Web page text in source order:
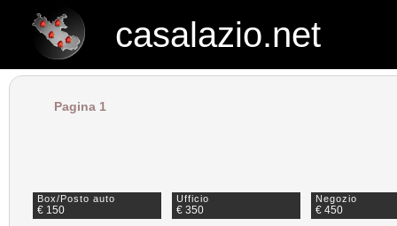
casalazio.net
Pagina 1
Box/Posto auto
€ 150
Ufficio
€ 350
Negozio
€ 450
casalazio.net